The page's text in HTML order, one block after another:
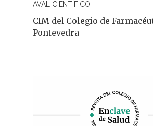
AVAL CIENTÍFICO
CIM del Colegio de
Pontevedra